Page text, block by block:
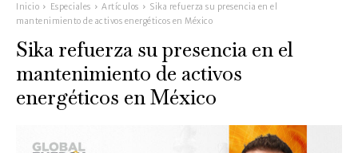
Inicio Especiales Artículos
Sika refuerza su presencia en el
mantenimiento de activos energéticos en México
Sika refuerza su presencia en el
mantenimiento de activos
energéticos en México